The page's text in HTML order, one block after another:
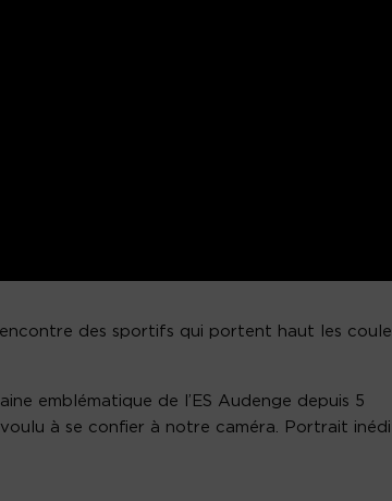
des sportifs qui portent haut les
emblématique de l’ES Audenge depuis 5
voulu à se confier à notre caméra. Portrait